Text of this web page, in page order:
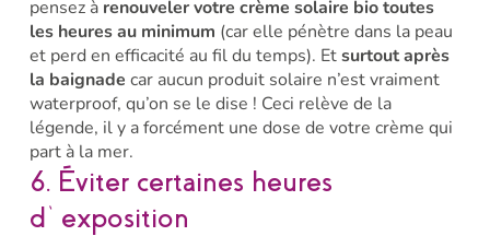
pensez à renouveler votre crème solaire bio toutes
les heures au minimum (car elle pénètre dans la peau
et perd en efficacité au fil du temps). Etsurtout après
la baignade car aucun produit solaire n’est vraiment
waterproof, qu’on se le dise ! Ceci relève de la
légende, il y a forcément une dose de votre crème qui
part à la mer.
6. Éviter certaines heures
d’exposition